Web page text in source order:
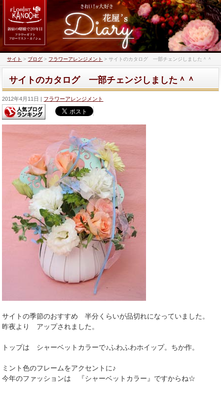
サイト > ブログ > フラワーアレンジメント >サイトのカタログ 一部チェンジしました＾＾
サイトのカタログ 一部チェンジしました＾＾
2012年4月11日 フラワーアレンジメント
サイトの季節のおすすめ 半分くらいが品切れになっていました。
昨夜より アップされました。
トップは シャーベットカラーで♪ふわふわホイップ。ちか作。
ミント色のフレームをアクセントに♪
今年のファッションは 『シャーベットカラー』ですからね☆